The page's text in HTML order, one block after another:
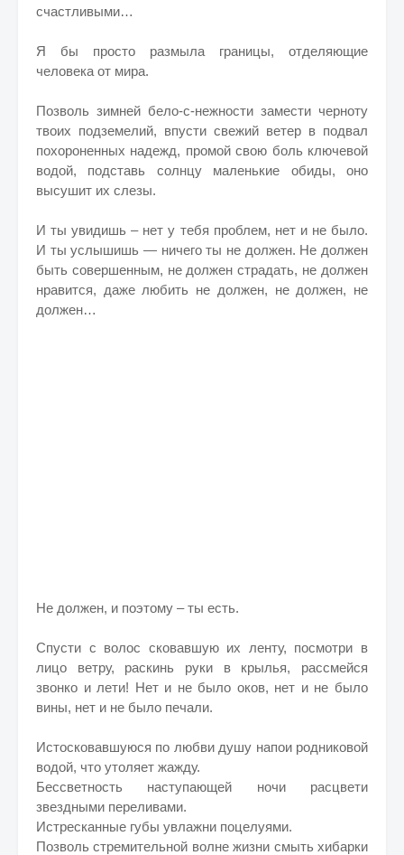
счастливыми…
Я бы просто размыла границы, отделяющие
человека от мира.
Позволь зимней бело-с-нежности замести черноту
твоих подземелий, впусти свежий ветер в подвал
похороненных надежд, промой свою боль ключевой
водой, подставь солнцу маленькие обиды, оно
высушит их слезы.
И ты увидишь – нет у тебя проблем, нет и не было.
И ты услышишь — ничего ты не должен. Не должен
быть совершенным, не должен страдать, не должен
нравится, даже любить не должен, не должен, не
должен…
Не должен, и поэтому – ты есть.
Спусти с волос сковавшую их ленту, посмотри в
лицо ветру, раскинь руки в крылья, рассмейся
звонко и лети! Нет и не было оков, нет и не было
вины, нет и не было печали.
Истосковавшуюся по любви душу напои родниковой
водой, что утоляет жажду.
Бессветность наступающей ночи расцвети
звездными переливами.
Истресканные губы увлажни поцелуями.
Позволь стремительной волне жизни смыть хибарки